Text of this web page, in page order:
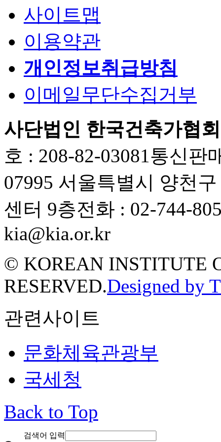
사이트맵
이용약관
개인정보취급방침
이메일무단수집거부
사단법인 한국건축가협회
호 : 208-82-03081 통신판
07995 서울특별시 양천
센터 9층전화 : 02-744-
kia@kia.or.kr
© KOREAN INSTITUTE
RESERVED.Designed by
관련사이트
문화체육관광부
국세청
Back to Top
검색어 입력